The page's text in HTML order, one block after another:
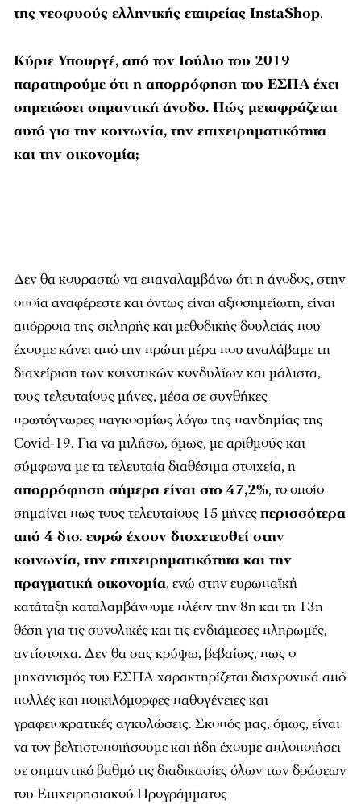
της νεοφυούς ελληνικής εταιρείας InstaShop.
Κύριε Υπουργέ, από τον Ιούλιο του 2019
παρατηρούμε ότι η απορρόφηση του ΕΣΠΑ έχει
σημειώσει σημαντική άνοδο. Πώς μεταφράζεται
αυτό για την κοινωνία, την επιχειρηματικότητα
και την οικονομία;
Δεν θα κουραστώ να επαναλαμβάνω ότι η άνοδος, στην
οποία αναφέρεστε και όντως είναι αξιοσημείωτη, είναι
απόρροια της σκληρής και μεθοδικής δουλειάς που
έχουμε κάνει από την πρώτη μέρα που αναλάβαμε τη
διαχείριση των κοινοτικών κονδυλίων και μάλιστα,
τους τελευταίους μήνες, μέσα σε συνθήκες
πρωτόγνωρες παγκοσμίως λόγω της πανδημίας της
Covid-19. Για να μιλήσω, όμως, με αριθμούς και
σύμφωνα με τα τελευταία διαθέσιμα στοιχεία, η
απορρόφηση σήμερα είναι στο 47,2%, το οποίο
σημαίνει πως τους τελευταίους 15 μήνεςπερισσότερα
από 4 δισ. ευρώ έχουν διοχετευθεί στην
κοινωνία, την επιχειρηματικότητα και την
πραγματική οικονομία, ενώ στην ευρωπαϊκή
κατάταξη καταλαμβάνουμε πλέον την 8η και τη 13η
θέση για τις συνολικές και τις ενδιάμεσες πληρωμές,
αντίστοιχα. Δεν θα σας κρύψω, βεβαίως, πως ο
μηχανισμός του ΕΣΠΑ χαρακτηρίζεται διαχρονικά από
πολλές και ποικιλόμορφες παθογένειες και
γραφειοκρατικές αγκυλώσεις. Σκοπός μας, όμως, είναι
να τον βελτιστοποιήσουμε και ήδη έχουμε απλοποιήσει
σε σημαντικό βαθμό τις διαδικασίες όλων των δράσεων
του Επιχειρησιακού Προγράμματος